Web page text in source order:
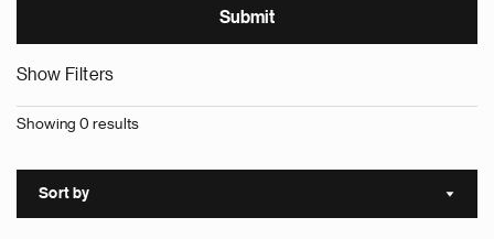
Show Filters
Showing 0 results
Sort by Sort